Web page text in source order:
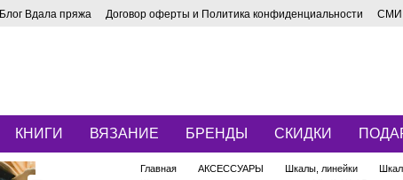
Блог Вдала пряжа Договор оферты и Политика конфиденциальности СМИ
КНИГИ ВЯЗАНИЕ БРЕНДЫ СКИДКИ
Главная АКСЕССУАРЫ Шкалы, линейки